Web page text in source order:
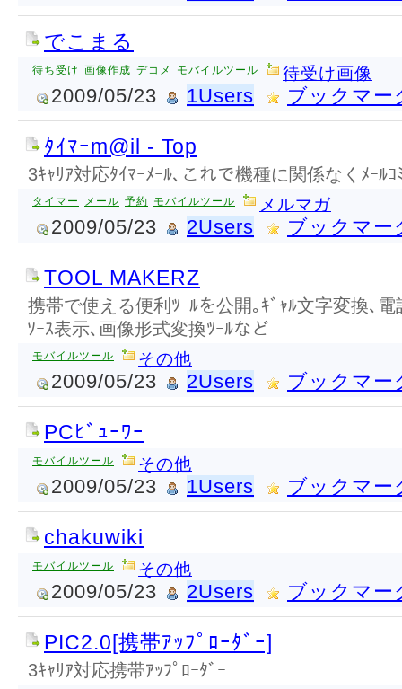
でこまる
待ち受け 画像作成 デコメ モバイルツール 待受け画像
2009/05/23 1Users ブックマー
ﾀｲﾏｰm@il - Top
3ｷｬﾘｱ対応ﾀｲﾏｰﾒｰﾙ､これで機種に関係なくﾒｰﾙｺ
タイマー メール 予約 モバイルツール メルマガ
2009/05/23 2Users ブックマー
TOOL MAKERZ
携帯で使える便利ﾂｰﾙを公開｡ｷﾞｬﾙ文字変換､
ｿｰｽ表示､画像形式変換ﾂｰﾙなど
モバイルツール その他
2009/05/23 2Users ブックマー
PCﾋﾞｭｰﾜｰ
モバイルツール その他
2009/05/23 1Users ブックマー
chakuwiki
モバイルツール その他
2009/05/23 2Users ブックマー
PIC2.0[携帯ｱｯﾌﾟﾛｰﾀﾞｰ]
3ｷｬﾘｱ対応携帯ｱｯﾌﾟﾛｰﾀﾞｰ